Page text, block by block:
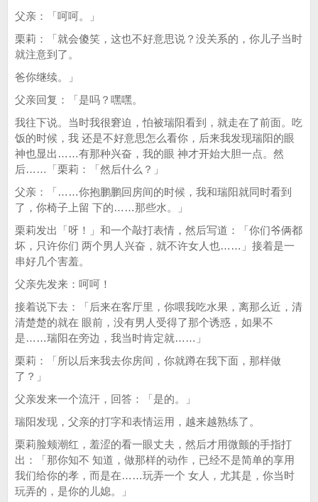
父亲：「呵呵。」
栗莉：「就会傻笑，这也不好意思说？没关系的，你儿子当时
就注意到了。
爸你继续。」
父亲回复：「是吗？嘿嘿。
我往下说。当时我很窘迫，怕被瑞阳看到，就走在了前面。吃
饭的时候，我 还是不好意思怎么看你，后来我发现瑞阳的眼
神也显出……有那种兴奋，我的眼 神才开始大胆一点。然
后……「栗莉：「然后什么？」
父亲：「……你抱鹏鹏回房间的时候，我和瑞阳就同时看到
了，你椅子上留 下的……那些水。」
栗莉发出「呀！」和一个敲打表情，然后写道：「你们爷俩都
坏，只许你们 两个男人兴奋，就不许女人也……」接着是一
串好几个害羞。
父亲先发来：呵呵！
接着说下去：「后来在客厅里，你喂我吃水果，离那么近，清
清楚楚的就在 眼前，没有男人受得了那个诱惑，如果不
是……瑞阳在旁边，我当时肯定就……」
栗莉：「所以后来我去你房间，你就蹲在我下面，那样做
了？」
父亲发来一个流汗，回答：「是的。」
瑞阳发现，父亲的打字和表情运用，越来越熟练了。
栗莉脸颊潮红，羞涩的看一眼丈夫，然后才用微颤的手指打
出：「那你知不 知道，做那样的动作，已经不是简单的享用
我们给你的孝，而是在……玩弄一个 女人，尤其是，你当时
玩弄的，是你的儿媳。」